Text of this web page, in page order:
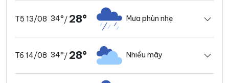
T5 13/08 34°/ 28° Mưa phùn nhẹ
T6 14/08 34°/ 28° Nhiều mây